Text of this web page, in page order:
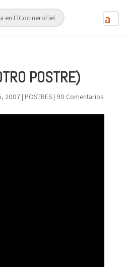
POSTRE)
2007| POSTRES| 90 Comentarios